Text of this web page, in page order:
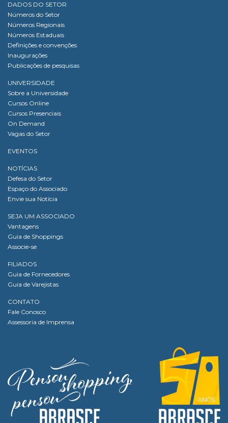
DADOS DO SETOR
Números do Setor
Números Regionais
Números Estaduais
Definições e convenções
Inaugurações
Publicações de pesquisas
UNIVERSIDADE
Sobre a Universidade
Cursos Online
Cursos Presenciais
On Demand
Vagas do Setor
EVENTOS
NOTÍCIAS
Defesa do Setor
Espaço do Associado
Envie sua Notícia
SEJA UM ASSOCIADO
Vantagens
Guia de Shoppings
Associe-se
FILIADOS
Guia de Fornecedores
Guia de Varejistas
CONTATO
Fale Conosco
Assessoria de Imprensa